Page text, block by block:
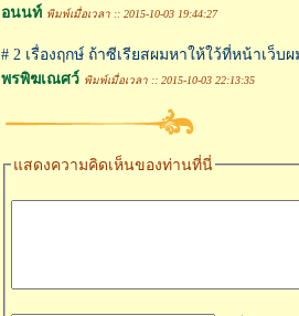
อนนท์ พิมพ์เมื่อเวลา :: 2015-10-03 19:44:27
# 2 เรื่องฤกษ์ ถ้าซีเรียสผมหาให้ใว้ที่หน้าเว็
พรพิฆเณศว์ พิมพ์เมื่อเวลา :: 2015-10-03 22:13:35
แสดงความคิดเห็นของท่านที่นี่